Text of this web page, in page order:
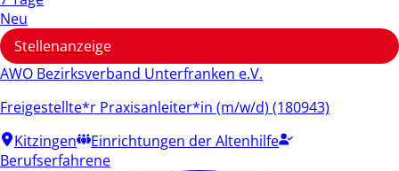
Neu
Stellenanzeige
AWO Bezirksverband Unterfranken e.V.
Freigestellte*r Praxisanleiter*in (m/w/d) (180943)
Kitzingen
Einrichtungen der Altenhilfe
Berufserfahrene